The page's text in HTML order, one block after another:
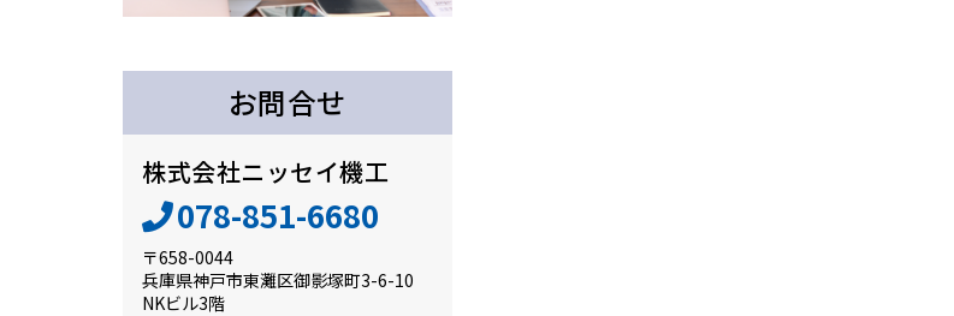
お問合せ
株式会社ニッセイ機工
078-851-6680
〒658-0044
兵庫県神戸市東灘区御影塚町3-6-10
NKビル3階